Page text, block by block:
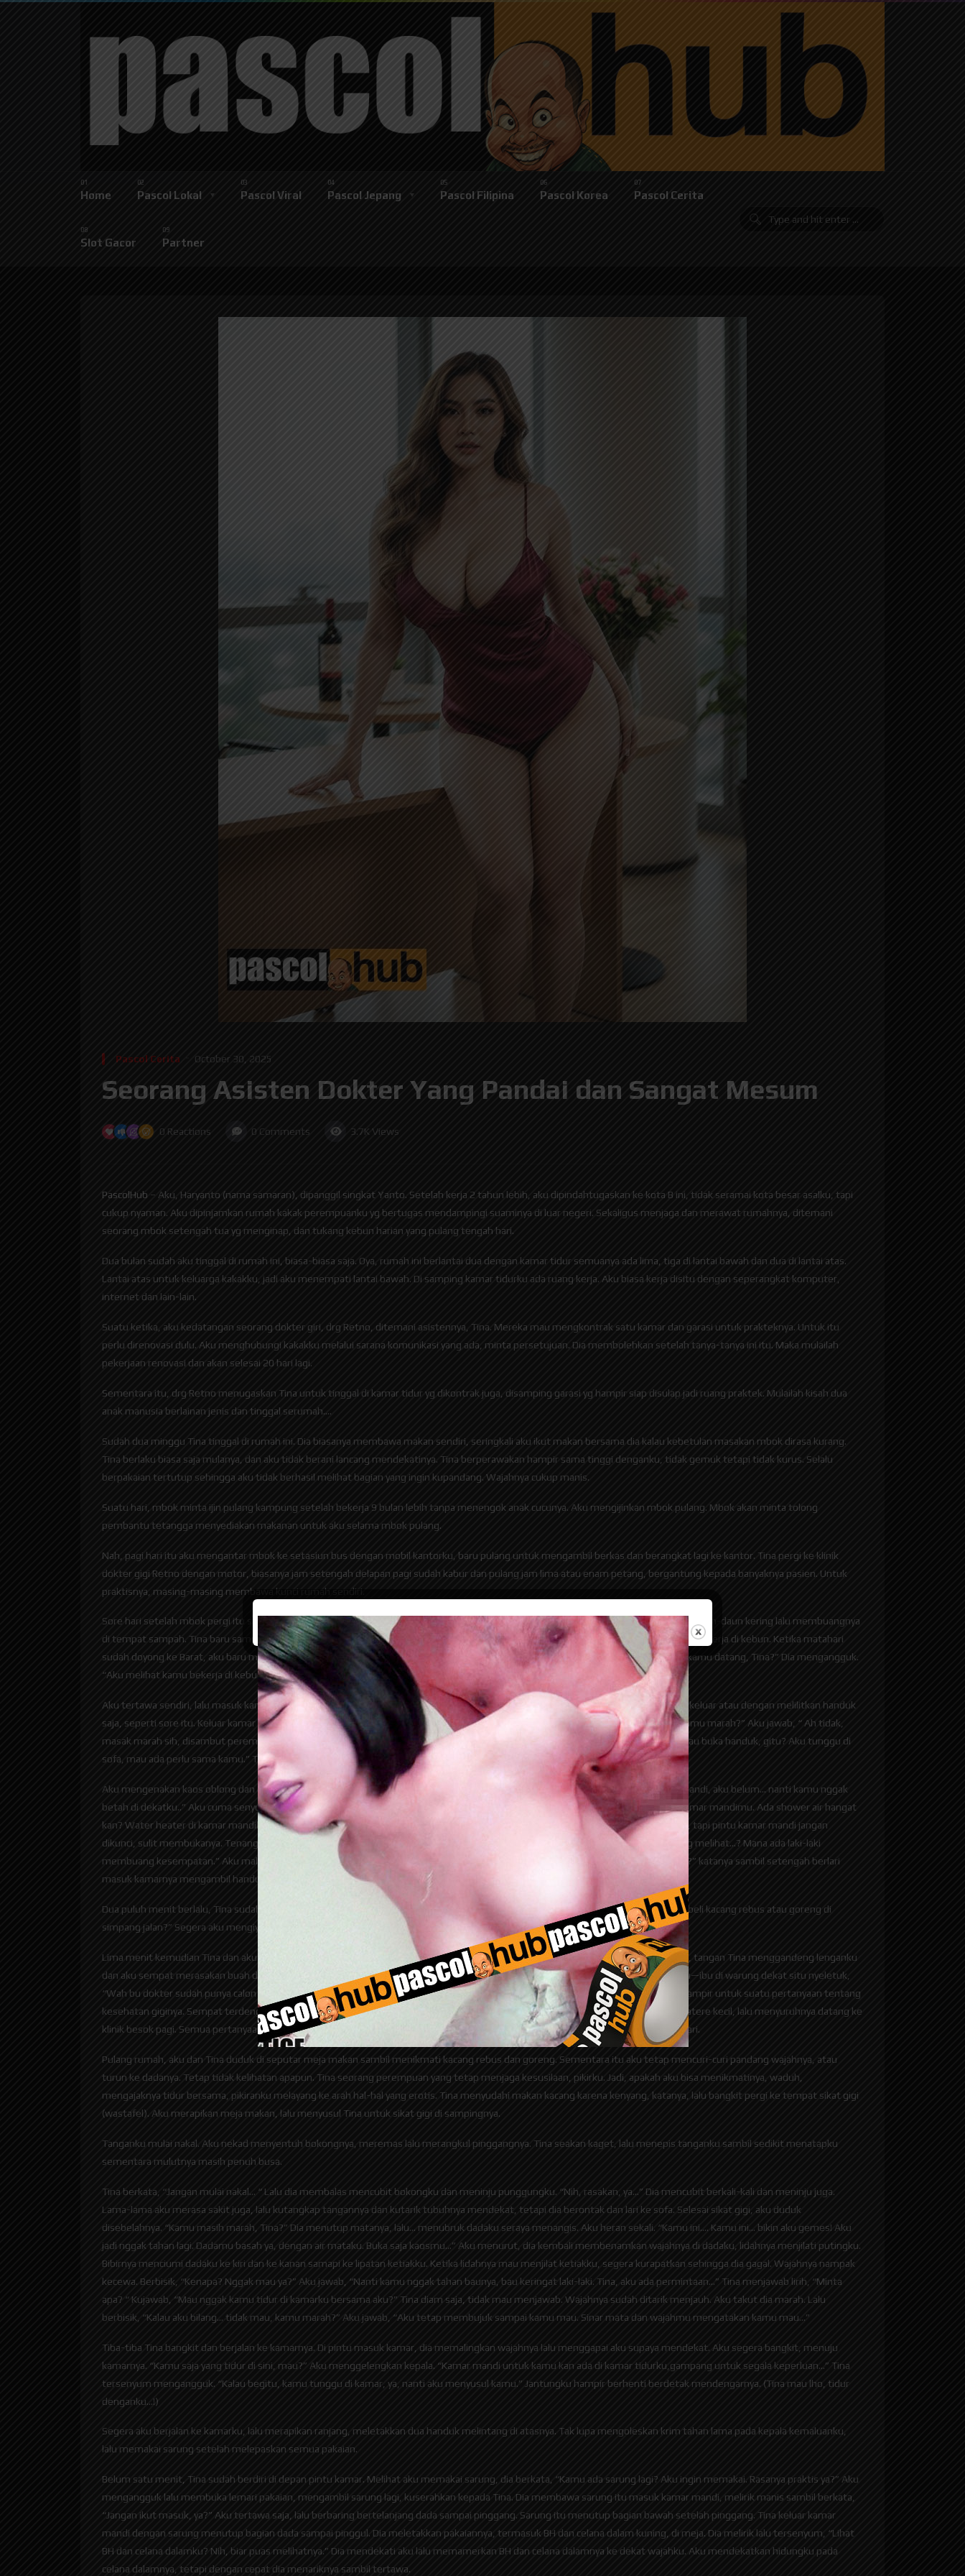
Home Pascol Lokal Pascol Viral Pascol Jepang Pascol Filipina Pascol Korea Pascol Cerita
Slot Gacor Partner
Pascol Cerita October 30, 2025
Seorang Asisten Dokter Yang Pandai dan Sangat Mesum
0 Reactions 0 Comments 3.7K Views
PascolHub – Aku, Haryanto (nama samaran), dipanggil singkat Yanto. Setelah kerja 2 tahun lebih, aku dipindahtugaskan ke kota B ini, tidak seramai kota besar asalku, tapi
cukup nyaman. Aku dipinjamkan rumah kakak perempuanku yg bertugas mendampingi suaminya di luar negeri. Sekaligus menjaga dan merawat rumahnya, ditemani
seorang mbok setengah tua yg menginap, dan tukang kebun harian yang pulang tengah hari.
Dua bulan sudah aku tinggal di rumah ini, biasa-biasa saja. Oya, rumah ini berlantai dua dengan kamar tidur semuanya ada lima, tiga di lantai bawah dan dua di lantai atas.
Lantai atas untuk keluarga kakakku, jadi aku menempati lantai bawah. Di samping kamar tidurku ada ruang kerja. Aku biasa kerja disitu dengan seperangkat komputer,
internet dan lain-lain.
Suatu ketika, aku kedatangan seorang dokter giri, drg Retno, ditemani asistennya, Tina. Mereka mau mengkontrak satu kamar dan garasi untuk prakteknya. Untuk itu
perlu direnovasi dulu. Aku menghubungi kakakku melalui sarana komunikasi yang ada, minta persetujuan. Dia membolehkan setelah tanya-tanya ini itu. Maka mulailah
pekerjaan renovasi dan akan selesai 20 hari lagi.
Sementara itu, drg Retno menugaskan Tina untuk tinggal di kamar tidur yg dikontrak juga, disamping garasi yg hampir siap disulap jadi ruang praktek. Mulailah kisah dua
anak manusia berlainan jenis dan tinggal serumah….
Sudah dua minggu Tina tinggal di rumah ini. Dia biasanya membawa makan sendiri, seringkali aku ikut makan bersama dia kalau kebetulan masakan mbok dirasa kurang.
Tina berlaku biasa saja mulanya, dan aku tidak berani lancang mendekatinya. Tina berperawakan hampir sama tinggi denganku, tidak gemuk tetapi tidak kurus. Selalu
berpakaian tertutup sehingga aku tidak berhasil melihat bagian yang ingin kupandang. Wajahnya cukup manis.
Suatu hari, mbok minta ijin pulang kampung setelah bekerja 9 bulan lebih tanpa menengok anak cucunya. Aku mengijinkan mbok pulang. Mbok akan minta tolong
pembantu tetangga menyediakan makanan untuk aku selama mbok pulang.
Nah, pagi hari itu aku mengantar mbok ke setasiun bus dengan mobil kantorku, baru pulang untuk mengambil berkas dan berangkat lagi ke kantor. Tina pergi ke klinik
dokter gigi Retno dengan motor, biasanya jam setengah delapan pagi sudah kabur dan pulang jam lima atau enam petang, bergantung kepada banyaknya pasien. Untuk
praktisnya, masing-masing membawa kunci rumah sendiri.
Sore hari setelah mbok pergi itu suasana rumahku sepi. Aku pulang jam empat sore dan sempat melihat-lihat kebun dan mengambil daun-daun kering lalu membuangnya
di tempat sampah. Tina baru sampai di rumah sekitar jam setengah enam, tanpa aku tahu. Dia ternyata ada di jendela memandangku bekerja di kebun. Ketika matahari
sudah doyong ke Barat, aku baru melihat ke jendela dan nampak Tina tersenyum di baliknya. Segera aku masuk rumah. “Sudah lama kamu datang, Tina?” Dia mengangguk.
“Aku melihat kamu bekerja di kebun, suatu pemandangan indah, laki-laki rajin bekerja keras… Kagum aku dibuatnya.”
Aku tertawa sendiri, lalu masuk kamar untuk mandi. Kamar mandiku ada dalam kamar tidur, jadi aku bebas berjalan telanjang masuk keluar atau dengan melilitkan handuk
saja, seperti sore itu. Keluar kamar mandi, aku terkejut, karena Tina ada dalam kamar tidurku. “Aku masuk tanpa permisi, maaf ya, kamu marah?” Aku jawab, “ Ah tidak,
masak marah sih, disambut perempuan seksi dan manis…? Aku mau tukar baju, kamu mau tetap di sini atau…?” Tina tersipu. “Oh, mau buka handuk, gitu? Aku tunggu di
sofa, mau ada perlu sama kamu.” Tina keluar kamar.
Aku mengenakan kaos oblong dan celana boxerku, lalu menghampiri Tina di sofa, duduk di sebelahnya. Dia menjauh. “Kamu sudah mandi, aku belum… nanti kamu nggak
betah di dekatku..” Aku cuma senyum saja. “Ada pelu bicara apa, Tina…?” Dia bimbang sebentar, lalu, “Aku mau numpang mandi di kamar mandimu. Ada shower air hangat
kan? Water heater di kamar mandiku rusak, mbok belum sempat panggil tukang…” Sambil senyum, aku jawab, “Tentu, silahkan saja, tapi pintu kamar mandi jangan
dikunci, sulit membukanya. Tenang, aku tidak akan mengintip kamu mandi, jangan takut…” Tina tertawa, “Tidak ngintip tapi langsung melihat…? Mana ada laki-laki
membuang kesempatan.” Aku malu mendengarnya. “Ah, kamu bisa saja…” itu jawabku sambil memegang bahunya. “Tuh, mulai ya,..?” katanya sambil setengah berlari
masuk kamarnya mengambil handuk dan lain-lain.
Dua puluh menit berlalu, Tina sudah kembali duduk disampingku. Bau wangi menyergap hidungku. “Eh, Yanto, mau nggak antar aku beli kacang rebus atau goreng di
simpang jalan?” Segera aku mengiyakan.
Lima menit kemudian Tina dan aku sudah bergandengan tangan berjalan ke penjual kacang, sekitar 500 meter jauhnya. Sepulangnya, tangan Tina menggandeng lenganku
dan aku sempat merasakan buah dada kanannya menyentuh lengan kiriku. Serrr, darahku berdesir, jantungku berdegub kencang. Ibu—ibu di warung dekat situ nyeletuk,
“Wah bu dokter sudah punya calon suami… selamat ya?” Tina tertawa kecil. Ibu-ibu itu sudah akrab dengan Tina, mempersilahkan mampir untuk suatu pertanyaan tentang
kesehatan giginya. Sempat terdengar Tina melayani salahsatu dari mereka sambil menyoroti mulut si pasien kampung itu dengan batere kecil, lalu menyuruhnya datang ke
klinik besok pagi. Semua pertanyaan dijawab dengan ramah. Aku jadi kagum dengan keramahan Tina. Pantes kliniknya ramai setiap hari.
Pulang rumah, aku dan Tina duduk di seputar meja makan sambil menikmati kacang rebus dan goreng. Sementara itu aku tetap mencuri-curi pandang wajahnya, atau
turun ke dadanya. Tetap tidak kelihatan apapun. Tina seorang perempuan yang tetap menjaga kesusilaan, pikirku. Jadi, apakah aku bisa menikmatinya, waduh,
mengajaknya tidur bersama, pikiranku melayang ke arah hal-hal yang erotis. Tina menyudahi makan kacang karena kenyang, katanya, lalu bangkit pergi ke tempat sikat gigi
(wastafel). Aku merapikan meja makan, lalu menyusul Tina untuk sikat gigi di sampingnya.
Tanganku mulai nakal. Aku nekad menyentuh bokongnya, meremas lalu merangkul pinggangnya. Tina seakan kaget, lalu menepis tanganku sambil sedikit menatapku
sementara mulutnya masih penuh busa.
Tina berkata, “Jangan mulai nakal… “ Lalu dia membalas mencubit bokongku dan meninju punggungku. “Nih, rasakan, ya…” Dia mencubit berkali-kali dan meninju juga.
Lama-lama aku merasa sakit juga, lalu kutangkap tangannya dan kutarik tubuhnya mendekat, tetapi dia berontak dan lari ke sofa. Selesai sikat gigi, aku duduk
disebelahnya. “Kamu masih marah, Tina?” Dia menutup matanya, lalu… menubruk dadaku seraya menangis. Aku heran sekali. “Kamu ini…. Kamu ini… bikin aku gemes! Aku
jadi nggak tahan lagi. Dadamu basah ya, dengan air mataku. Buka saja kaosmu…” Aku menurut, dia kembali membenamkan wajahnya di dadaku, lidahnya menjilati putingku.
Bibirnya menciumi dadaku ke kiri dan ke kanan samapi ke lipatan ketiakku. Ketika lidahnya mau menjilat ketiakku, segera kurapatkan sehingga dia gagal. Wajahnya nampak
kecewa. Berbisik, “Kenapa? Nggak mau ya?” Aku jawab, “Nanti kamu nggak tahan baunya, bau keringat laki-laki. Tina, aku ada permintaan…” Tina menjawab lirih, “Minta
apa? “ Kujawab, “Mau nggak kamu tidur di kamarku bersama aku?” Tina diam saja, tidak mau menjawab. Wajahnya sudah ditarik menjauh. Aku takut dia marah. Lalu
berbisik, “Kalau aku bilang… tidak mau, kamu marah?” Aku jawab, “Aku tetap membujuk sampai kamu mau. Sinar mata dan wajahmu mengatakan kamu mau…”
Tiba-tiba Tina bangkit dan berjalan ke kamarnya. Di pintu masuk kamar, dia memalingkan wajahnya lalu menggapai aku supaya mendekat. Aku segera bangkit, menuju
kamarnya. “Kamu saja yang tidur di sini, mau?” Aku menggelengkan kepala. “Kamar mandi untuk kamu kan ada di kamar tidurku,gampang untuk segala keperluan…” Tina
tersenyum mengangguk. “Kalau begitu, kamu tunggu di kamar, ya, nanti aku menyusul kamu.” Jantungku hampir berhenti berdetak mendengarnya. (Tina mau lho, tidur
denganku…!)
Segera aku berjalan ke kamarku, lalu merapikan ranjang, meletakkan dua handuk melintang di atasnya. Tak lupa mengoleskan krim tahan lama pada kepala kemaluanku,
lalu memakai sarung setelah melepaskan semua pakaian.
Belum satu menit, Tina sudah berdiri di depan pintu kamar. Melihat aku memakai sarung, dia berkata, “Kamu ada sarung lagi? Aku ingin memakai. Rasanya praktis ya?” Aku
mengangguk lalu membuka lemari pakaian, mengambil sarung lagi, kuserahkan kepada Tina. Dia membawa sarung itu masuk kamar mandi, melirik manis sambil berkata,
“Jangan ikut masuk, ya?” Aku tertawa saja, lalu berbaring bertelanjang dada sampai pinggang. Sarung itu menutup bagian bawah setelah pinggang. Tina keluar kamar
mandi dengan sarung menutup bagian dada sampai pinggul. Dia meletakkan pakaiannya, termasuk BH dan celana dalam kuning, di meja. Dia melirik lalu tersenyum, “Lihat
BH dan celana dalamku? Nih, biar puas melihatnya.” Dia mendekati aku lalu memamerkan BH dan celana dalamnya ke dekat wajahku. Aku mendekatkan hidungku pada
celana dalamnya, tetapi dengan cepat dia menariknya sambil tertawa.